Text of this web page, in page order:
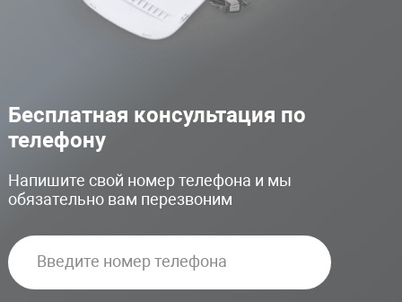
Бесплатная консультация по
телефону
Напишите свой номер телефона и мы
обязательно вам перезвоним